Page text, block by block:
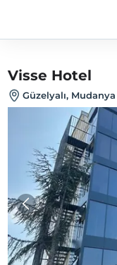
Visse Hotel
Güzelyalı, Mudanya